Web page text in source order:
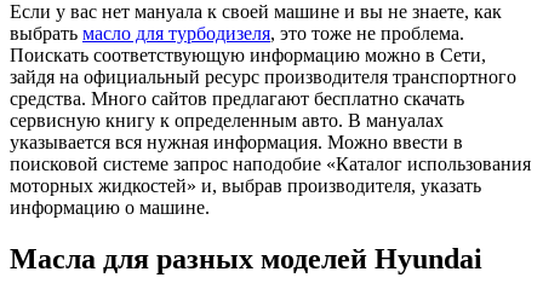
Если у вас нет мануала к своей машине и вы не знаете, как
выбрать масло для турбодизеля, это тоже не проблема.
Поискать соответствующую информацию можно в Сети,
зайдя на официальный ресурс производителя транспортного
средства. Много сайтов предлагают бесплатно скачать
сервисную книгу к определенным авто. В мануалах
указывается вся нужная информация. Можно ввести в
поисковой системе запрос наподобие «Каталог использования
моторных жидкостей» и, выбрав производителя, указать
информацию о машине.
Масла для разных моделей Hyundai